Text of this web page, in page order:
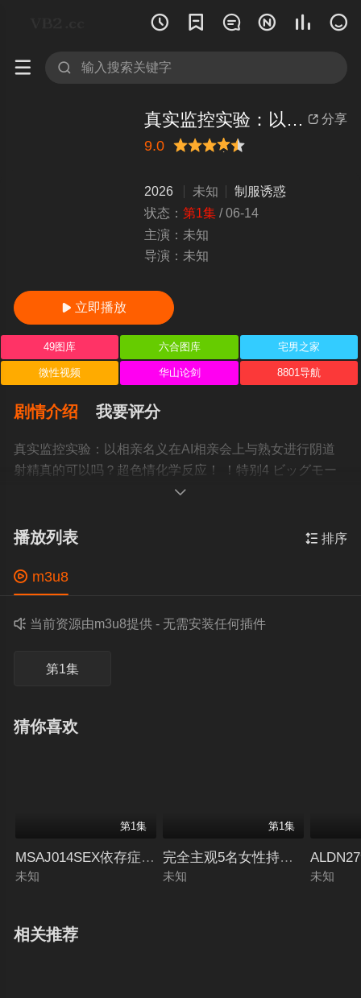
     
 
 分享
真实监控实验：以相亲名义在AI相亲会上与熟女进行阴道射精真的可以吗？超色情化学反应！ ！特别4 ビッグモーカル
9.0
推荐力荐
2026 未知
制服诱惑
状态： 第1集/06-14
主演： 未知
导演： 未知
 立即播放
49图库 六合图库 宅男之家
微性视频 华山论剑 8801导航
剧情介绍 我要评分
真实监控实验：以相亲名义在AI相亲会上与熟女进行阴道
射精真的可以吗？超色情化学反应！ ！特别4 ビッグモー

 排序
播放列表
 m3u8
 当前资源由m3u8提供 - 无需安装任何插件
第1集
猜你喜欢
第1集
MSAJ014SEX依存症の女性狂い現役CA莉乃33歳
未知
第1集
完全主观5名女性持续自慰5天
未知 未知
相关推荐